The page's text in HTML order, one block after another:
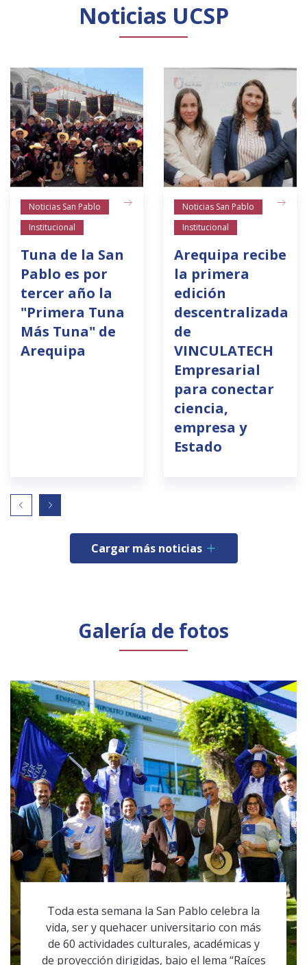
Noticias UCSP
Noticias San Pablo
Institucional
Tuna de la San
Pablo es por
tercer año la
"Primera Tuna
Más Tuna" de
Arequipa
Noticias San Pablo
Institucional
Arequipa recibe
la primera
edición
descentralizada
de
VINCULATECH
Empresarial
para conectar
ciencia,
empresa y
Estado
Cargar más noticias
Galería de fotos
Toda esta semana la San Pablo celebra la
vida, ser y quehacer universitario con más
de 60 actividades culturales, académicas y
de proyección dirigidas, bajo el lema “Raíces